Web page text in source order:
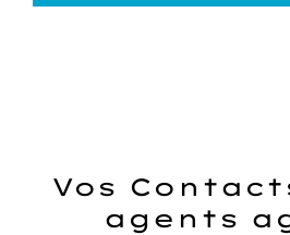
Vos
agents